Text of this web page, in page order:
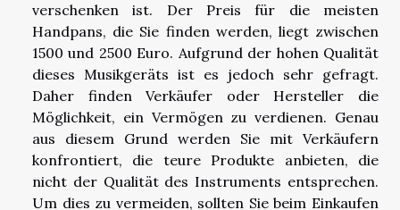
verschenken ist. Der Preis für die meisten
Handpans, die Sie finden werden, liegt zwischen
1500 und 2500 Euro. Aufgrund der hohen Qualität
dieses Musikgeräts ist es jedoch sehr gefragt.
Daher finden Verkäufer oder Hersteller die
Möglichkeit, ein Vermögen zu verdienen. Genau
aus diesem Grund werden Sie mit Verkäufern
konfrontiert, die teure Produkte anbieten, die
nicht der Qualität des Instruments entsprechen.
Um dies zu vermeiden, sollten Sie beim Einkaufen